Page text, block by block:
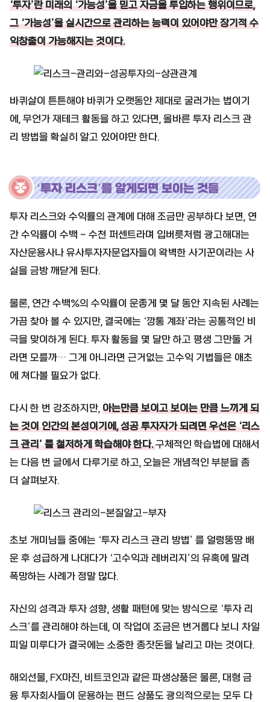
‘투자’란 미래의 ‘가능성’을 믿고 자금을 투입하는 행위이므로,
그 ‘가능성’을 실시간으로 관리하는 능력이 있어야만 장기적 수
익창출이 가능해지는 것이다.
바퀴살이 튼튼해야 바퀴가 오랫동안 제대로 굴러가는 법이기
에, 무언가 재테크 활동을 하고 있다면, 올바른 투자 리스크 관
리 방법을 확실히 알고 있어야만 한다.
‘투자 리스크’를 알게되면 보이는 것들
투자 리스크와 수익률의 관계에 대해 조금만 공부하다 보면, 연
간 수익률이 수백 ~ 수천 퍼센트라며 입버릇처럼 광고해대는
자산운용사나 유사투자자문업자들이 왁벽한 사기꾼이라는 사
실을 금방 깨닫게 된다.
물론, 연간 수백%의 수익률이 운좋게 몇 달 동안 지속된 사례는
가끔 찾아 볼 수 있지만, 결국에는 ‘깡통 계좌’라는 공통적인 비
극을 맞이하게 된다. 투자 활동을 몇 달만 하고 평생 그만둘 거
라면 모를까… 그게 아니라면 근거없는 고수익 기법들은 애초
에 쳐다볼 필요가 없다.
다시 한 번 강조하지만, 아는만큼 보이고 보이는 만큼 느끼게 되
는 것이 인간의 본성이기에, 성공 투자자가 되려면 우선은 ‘리스
크 관리’ 를 철저하게 학습해야 한다.구체적인 학습법에 대해서
는 다음 번 글에서 다루기로 하고, 오늘은 개념적인 부분을 좀
더 살펴보자.
초보 개미님들 중에는 ‘투자 리스크 관리 방법’ 를 얼렁뚱땅 배
운 후 성급하게 나대다가 ‘고수익과 레버리지’의 유혹에 말려
폭망하는 사례가 정말 많다.
자신의 성격과 투자 성향, 생활 패턴에 맞는 방식으로 ‘투자 리
스크’를 관리해야 하는데, 이 작업이 조금은 번거롭다 보니 차일
피일 미루다가 결국에는 소중한 종잣돈을 날리고 마는 것이다.
해외선물, FX마진, 비트코인과 같은 파생상품은 물론, 대형 금
융 투자회사들이 운용하는 펀드 상품도 광의적으로는 모두 다